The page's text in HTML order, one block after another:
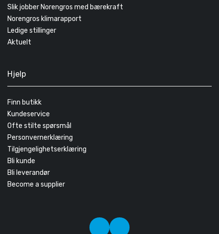
Slik jobber Norengros med bærekraft
Norengros klimarapport
Ledige stillinger
Aktuelt
Hjelp
Finn butikk
Kundeservice
Ofte stilte spørsmål
Personvernerklæring
Tilgjengelighetserklæring
Bli kunde
Bli leverandør
Become a supplier